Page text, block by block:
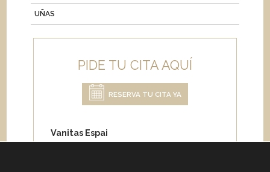
UÑAS
PIDE TU CITA AQUÍ
RESERVA TU CITA YA
Vanitas Espai
Carrer de Paris 204